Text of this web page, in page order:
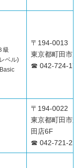
級
ベル)
〒194-0013
東京都町田市
☎ 042-724-
〒194-0022
東京都町田
田店6F
☎ 042-721-